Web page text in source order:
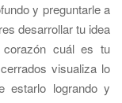
y preguntarle a
desarrollar tu idea
cuál es tu
visualiza lo
estarlo logrando y